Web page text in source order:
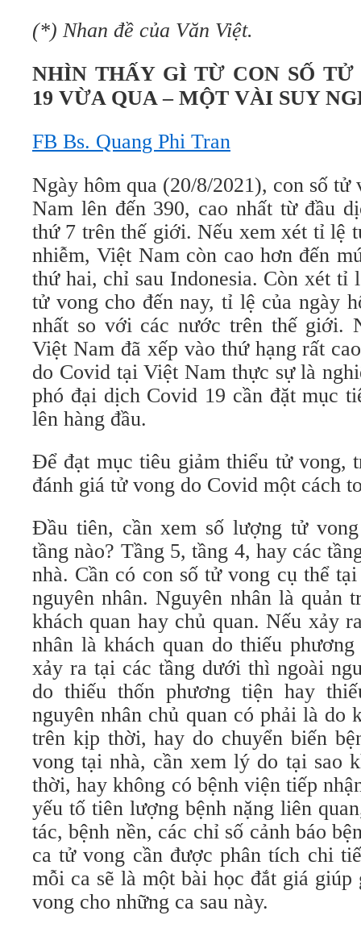
(*) Nhan đề của Văn Việt.
NHÌN THẤY GÌ TỪ CON SỐ TỬ
19 VỪA QUA – MỘT VÀI SUY
FB Bs. Quang Phi Tran
Ngày hôm qua (20/8/2021), con số
Nam lên đến 390, cao nhất từ đầu
thứ 7 trên thế giới. Nếu xem xét tỉ lệ
nhiễm, Việt Nam còn cao hơn đến
thứ hai, chỉ sau Indonesia. Còn xét tỉ
tử vong cho đến nay, tỉ lệ của ngày
nhất so với các nước trên thế giới.
Việt Nam đã xếp vào thứ hạng rất
do Covid tại Việt Nam thực sự là
phó đại dịch Covid 19 cần đặt mục
lên hàng đầu.
Để đạt mục tiêu giảm thiểu tử vong,
đánh giá tử vong do Covid một cách
Đầu tiên, cần xem số lượng tử
tầng nào? Tầng 5, tầng 4, hay các
nhà. Cần có con số tử vong cụ thể
nguyên nhân. Nguyên nhân là quản
khách quan hay chủ quan. Nếu xảy
nhân là khách quan do thiếu
xảy ra tại các tầng dưới thì ngoài
do thiếu thốn phương tiện hay
nguyên nhân chủ quan có phải là do
trên kịp thời, hay do chuyển biến
vong tại nhà, cần xem lý do tại sao
thời, hay không có bệnh viện tiếp
yếu tố tiên lượng bệnh nặng liên
tác, bệnh nền, các chỉ số cảnh báo
ca tử vong cần được phân tích chi
mỗi ca sẽ là một bài học đắt giá
vong cho những ca sau này.